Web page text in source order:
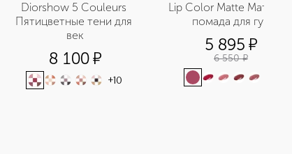
Diorshow 5 Couleurs
Пятицветные тени для
век
8 100¤
+10
Lip Color Matte Матовая
помада для губ
5 895 ¤
6 550 ¤